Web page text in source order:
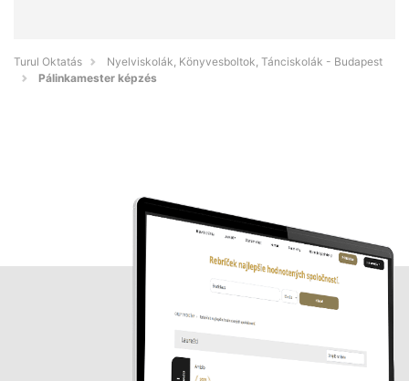
Turul Oktatás
Nyelviskolák, Könyvesboltok, Tánciskolák - Budapest
Pálinkamester képzés